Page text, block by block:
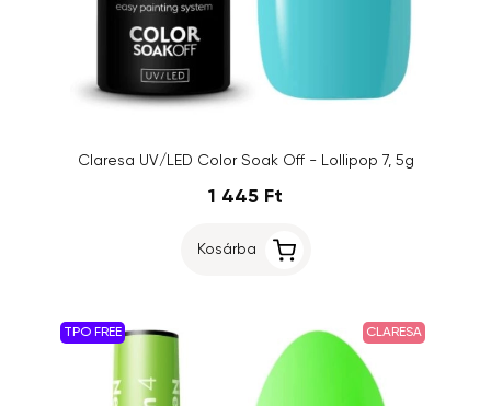
Claresa UV/LED Color Soak Off - Lollipop 7, 5g
1 445 Ft
Kosárba
TPO FREE CLARESA